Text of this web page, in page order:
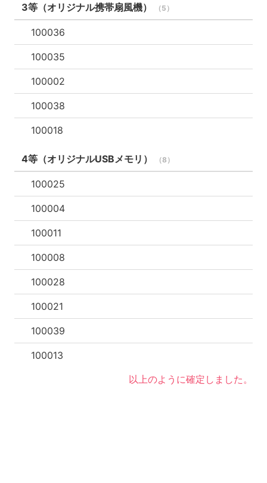
100035
100036
100037
100038
100039
100040
3等（オリジナル携帯扇風機） （5）
100036
100035
100002
100038
100018
4等（オリジナルUSBメモリ） （8）
100025
100004
100011
100008
100028
100021
100039
100013
以上のように確定しました。